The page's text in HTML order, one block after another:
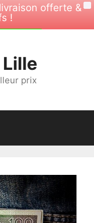
offerte &
!
prix